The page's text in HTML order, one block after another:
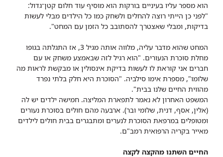
הוא מספר עליו בעיניים בורקות הוא מוסיף עוד חלום קטן־גדול:
"לפני כן הייתי רוצה להחלים ולשחק כמו כל הילדים מבלי לעשות
בדיקות, ומבלי שאצטרך להסתובב כל הזמן עם המחט".
המחט שהוא מדבר עליה, מלווה אותה מגיל 3, אז התגלתה בגופו
מחלת סוכרת הנעורים. "הוא רגיל לזה שבאמצע משחק או עם
חברים אני קוראת לו לעשות בדיקת אינסולין או מבקשת לראות מה
שלומו", מספרת אימו סילביה. "הסוכרת היא חלק בלתי נפרד
מהווית החיים שלנו בבית".
המשפט האחרון לא נאמר לתפארת המליצה. חמישה ילדים יש לה
(אלין, אסף, דנית, שלומי ובר). ארבעה מהם חולים בסוכרת נעורים
ומטופלים במרפאת הסוכרת לנערים ומתבגרים בבית חולים לילדים
מאייר בקריה הרפואית רמב"ם.
החיים השתנו מהקצה לקצה